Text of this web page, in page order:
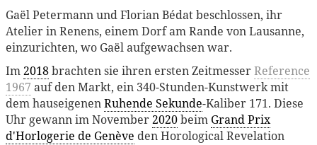
Gaël Petermann und Florian Bédat beschlossen, ihr
Atelier in Renens, einem Dorf am Rande von Lausanne,
einzurichten, wo Gaël aufgewachsen war.
Im2018brachten sie ihren ersten ZeitmesserReference
1967 auf den Markt, ein 340-Stunden-Kunstwerk mit
dem hauseigenenRuhende Sekunde-Kaliber 171. Diese
Uhr gewann im November2020beim Grand Prix
d'Horlogerie de Genève den Horological Revelation